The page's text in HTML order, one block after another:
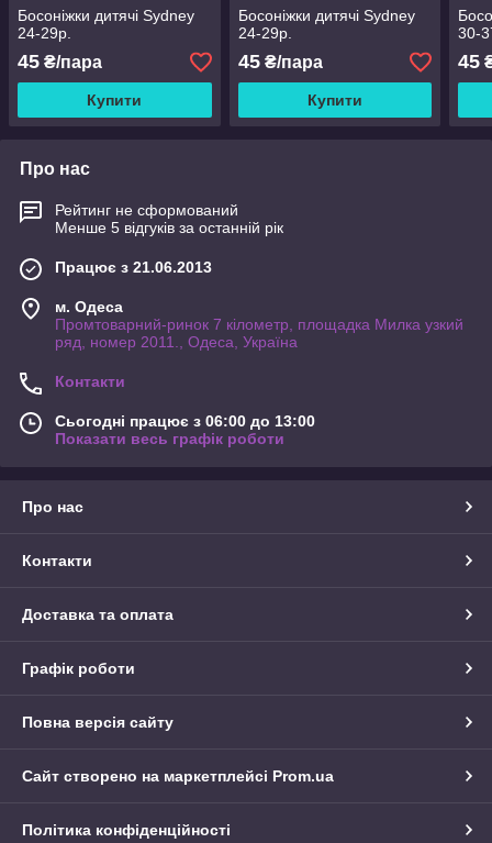
Босоніжки дитячі Sydney
24-29р.
45 ₴/пара
Купити
Босоніжки дитячі Sydney
24-29р.
45₴/пара
Купити
30-
45
Про нас
Рейтинг не сформований
Менше 5 відгуків за останній рік
Працює з 21.06.2013
м. Одеса
Промтоварний-ринок 7 кілометр, площадка Милка узкий
ряд, номер 2011., Одеса, Україна
Контакти
Сьогодні працює з 06:00 до 13:00
Показати весь графік роботи
Про нас
Контакти
Доставка та оплата
Графік роботи
Повна версія сайту
Сайт створено на маркетплейсі Prom.ua
Політика конфіденційності